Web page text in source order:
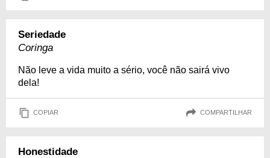
Seriedade
Coringa
Não leve a vida muito a sério, você não sairá vivo
dela!
COPIAR COMPARTILHAR
Honestidade